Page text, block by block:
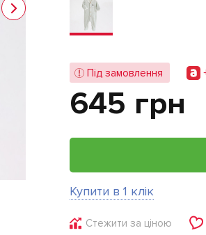
Під замовлення
645 грн
Купити в 1 клік
Стежити за ціною